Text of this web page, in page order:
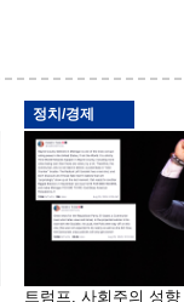
정치/경제
트럼프, 사회주의 성